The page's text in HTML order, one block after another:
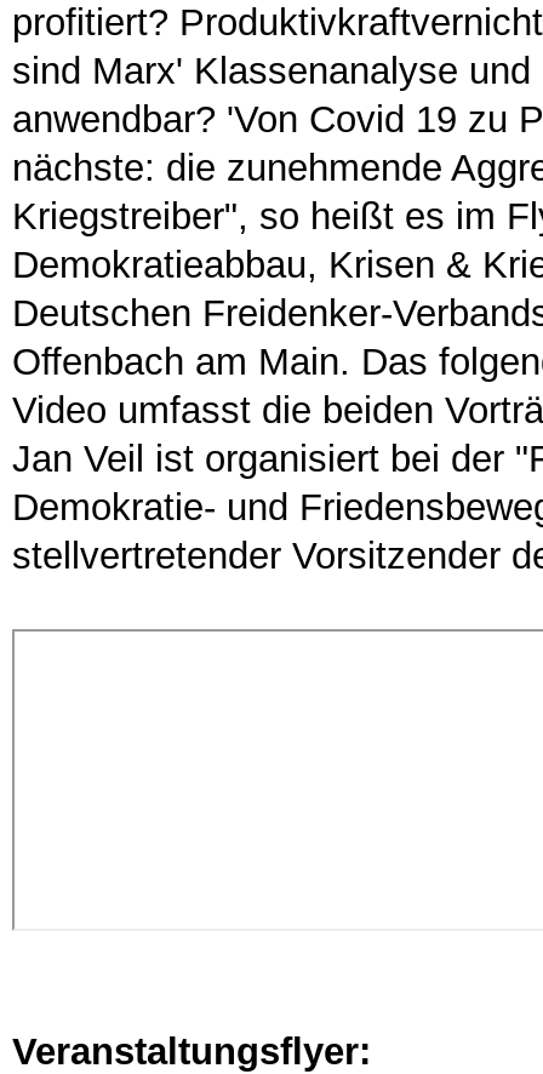
profitiert?
sind Marx' Klassenanalyse
anwendbar? 'Von Covid 19 zu
nächste: die zunehmende
Kriegstreiber", so heißt es im
Demokratieabbau, Krisen &
Deutschen Freidenker-
Offenbach am Main. Das
Video umfasst die beiden
Jan Veil ist organisiert bei der
Demokratie- und
stellvertretender Vorsitzender
Veranstaltungsflyer: